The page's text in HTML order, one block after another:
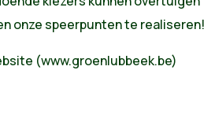
onze speerpunten te realiseren!
(www.groenlubbeek.be)